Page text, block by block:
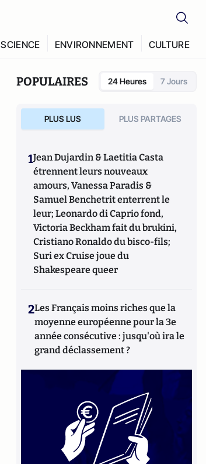
SCIENCE ENVIRONNEMENT CULTURE
POPULAIRES 24 Heures 7 Jours
PLUS LUS PLUS PARTAGES
1Jean Dujardin & Laetitia Casta
étrennent leurs nouveaux
amours, Vanessa Paradis &
Samuel Benchetrit enterrent le
leur; Leonardo di Caprio fond,
Victoria Beckham fait du brukini,
Cristiano Ronaldo du bisco-fils;
Suri ex Cruise joue du
Shakespeare queer
2Les Français moins riches que la
moyenne européenne pour la 3e
année consécutive : jusqu'où ira le
grand déclassement ?